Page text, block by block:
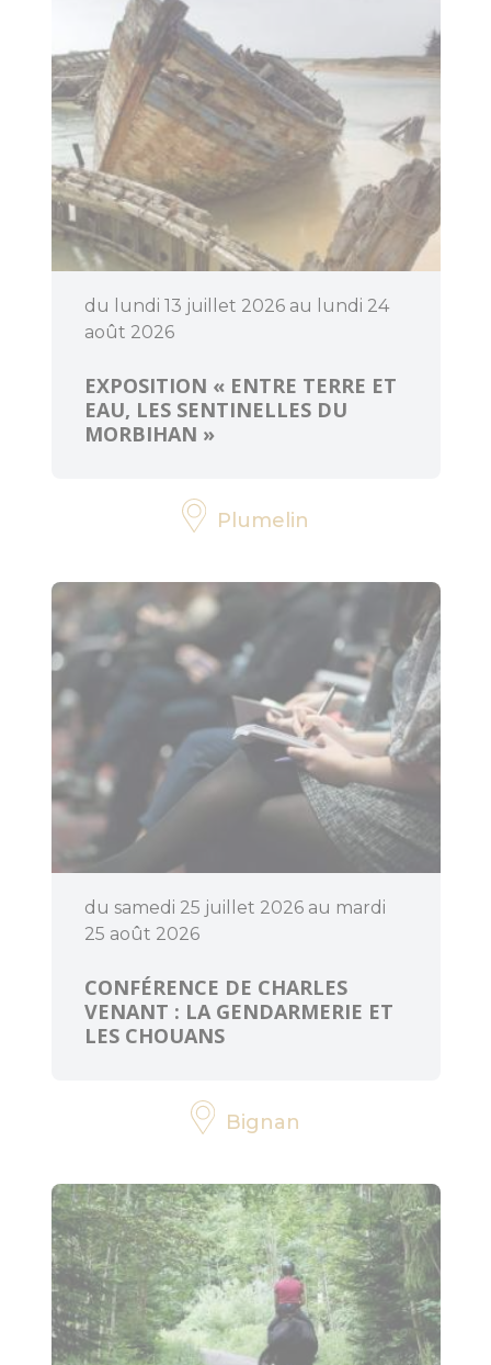
Bouger Déguster
du lundi 13 juillet 2026 au lundi 24
août 2026
EXPOSITION « ENTRE TERRE ET
EAU, LES SENTINELLES DU
MORBIHAN »
Plumelin
du samedi 25 juillet 2026 au mardi
25 août 2026
CONFÉRENCE DE CHARLES
VENANT : LA GENDARMERIE ET
LES CHOUANS
Bignan